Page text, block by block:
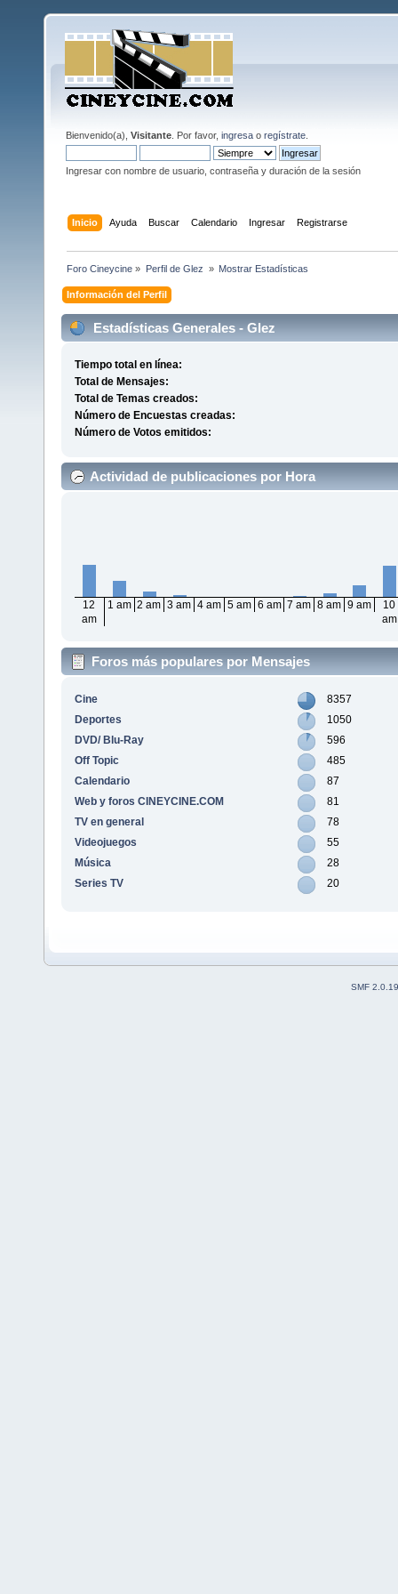
Bienvenido(a), Visitante . Por favor, ingresa o regístrate
Ingresar con nombre de usuario, contraseña y duración de la sesión
Inicio Ayuda Buscar Calendario Ingresar Registrarse
Foro Cineycine » Perfil de Glez » Mostrar Estadísticas
Información del Perfil
Estadísticas Generales - Glez
Tiempo total en línea:
Total de Mensajes:
Total de Temas creados:
Número de Encuestas creadas:
Número de Votos emitidos:
Actividad de publicaciones por Hora
12
am
1 am 2 am 3 am 4 am 5 am 6 am 7 am 8 am 9 am
10
am
Foros más populares por Mensajes
Cine
8357
Deportes
1050
DVD/ Blu-Ray
596
Off Topic
485
Calendario
87
Web y foros CINEYCINE.COM
81
TV en general
78
Videojuegos
55
Música
28
Series TV
20
SMF 2.0.19